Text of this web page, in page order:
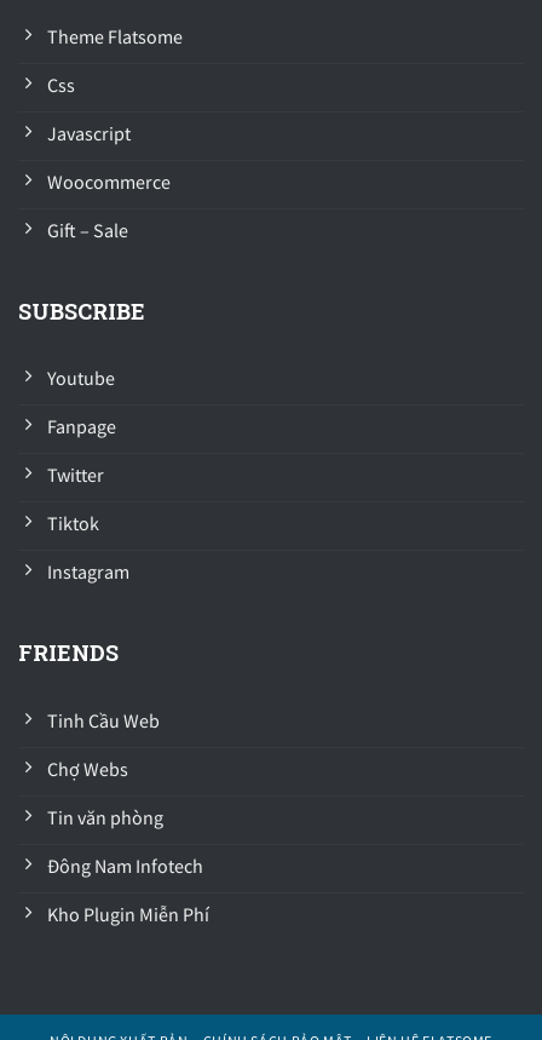
Theme Flatsome
Css
Javascript
Woocommerce
Gift – Sale
SUBSCRIBE
Youtube
Fanpage
Twitter
Tiktok
Instagram
FRIENDS
Tinh Cầu Web
Chợ Webs
Tin văn phòng
Đông Nam Infotech
Kho Plugin Miễn Phí